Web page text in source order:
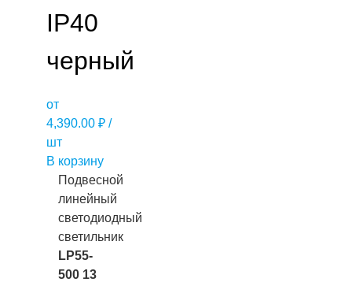
IP40
черный
от
4,390.00 ₽ /
шт
В корзину
Подвесной
линейный
светодиодный
светильник
LP55-
500 13